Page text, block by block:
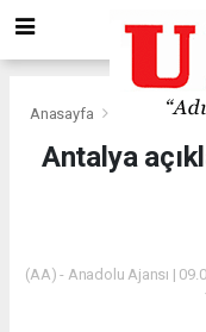
Anasayfa Gündem
Antalya
(AA) - Anadolu Ajansı |